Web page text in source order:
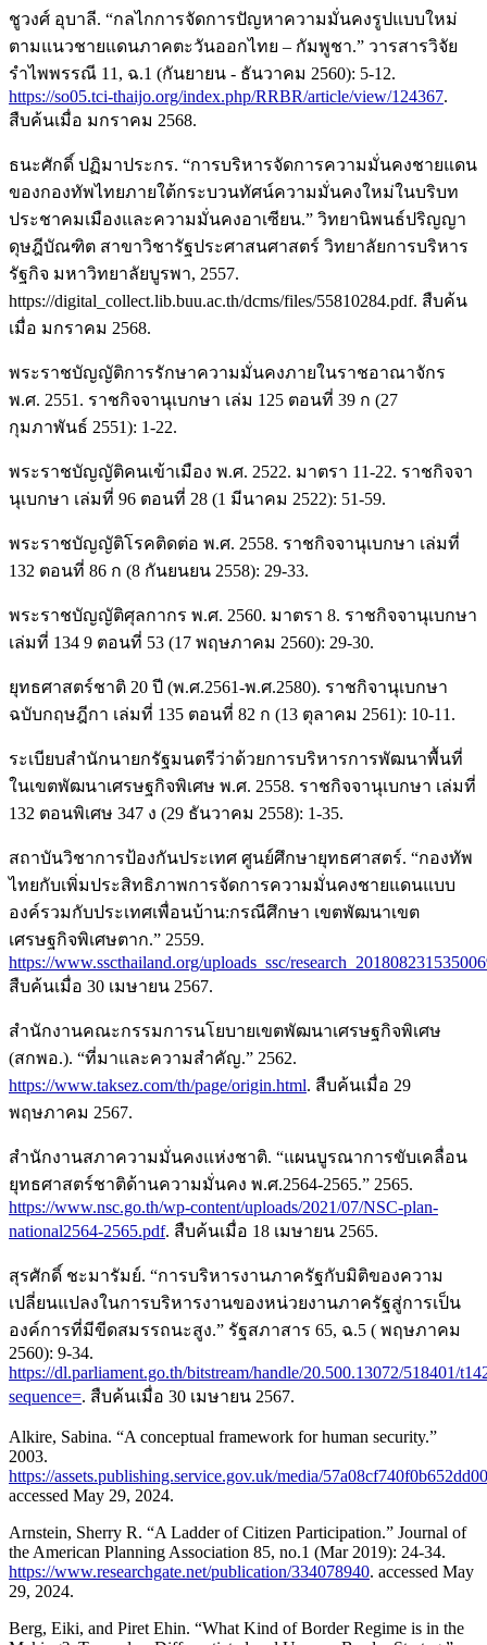
ชูวงศ์ อุบาลี. “กลไกการจัดการปัญหาความมั่นคงรูปแบบใหม่
ตามแนวชายแดนภาคตะวันออกไทย – กัมพูชา.” วารสารวิจัย
รำไพพรรณี 11, ฉ.1 (กันยายน - ธันวาคม 2560): 5-12.
https://so05.tci-thaijo.org/index.php/RRBR/article/view/124367.
สืบค้นเมื่อ มกราคม 2568.
ธนะศักดิ์ ปฏิมาประกร. “การบริหารจัดการความมั่นคงชายแดน
ของกองทัพไทยภายใต้กระบวนทัศน์ความมั่นคงใหม่ในบริบท
ประชาคมเมืองและความมั่นคงอาเซียน.” วิทยานิพนธ์ปริญญา
ดุษฎีบัณฑิต สาขาวิชารัฐประศาสนศาสตร์ วิทยาลัยการบริหาร
รัฐกิจ มหาวิทยาลัยบูรพา, 2557.
https://digital_collect.lib.buu.ac.th/dcms/files/55810284.pdf. สืบค้น
เมื่อ มกราคม 2568.
พระราชบัญญัติการรักษาความมั่นคงภายในราชอาณาจักร
พ.ศ. 2551. ราชกิจจานุเบกษา เล่ม 125 ตอนที่ 39 ก (27
กุมภาพันธ์ 2551): 1-22.
พระราชบัญญัติคนเข้าเมือง พ.ศ. 2522. มาตรา 11-22. ราชกิจจา
นุเบกษา เล่มที่ 96 ตอนที่ 28 (1 มีนาคม 2522): 51-59.
พระราชบัญญัติโรคติดต่อ พ.ศ. 2558. ราชกิจจานุเบกษา เล่มที่
132 ตอนที่ 86 ก (8 กันยนยน 2558): 29-33.
พระราชบัญญัติศุลกากร พ.ศ. 2560. มาตรา 8. ราชกิจจานุเบกษา
เล่มที่ 134 9 ตอนที่ 53 (17 พฤษภาคม 2560): 29-30.
ยุทธศาสตร์ชาติ 20 ปี (พ.ศ.2561-พ.ศ.2580). ราชกิจานุเบกษา
ฉบับกฤษฎีกา เล่มที่ 135 ตอนที่ 82 ก (13 ตุลาคม 2561): 10-11.
ระเบียบสำนักนายกรัฐมนตรีว่าด้วยการบริหารการพัฒนาพื้นที่
ในเขตพัฒนาเศรษฐกิจพิเศษ พ.ศ. 2558. ราชกิจจานุเบกษา เล่มที่
132 ตอนพิเศษ 347 ง (29 ธันวาคม 2558): 1-35.
สถาบันวิชาการป้องกันประเทศ ศูนย์ศึกษายุทธศาสตร์. “กองทัพ
ไทยกับเพิ่มประสิทธิภาพการจัดการความมั่นคงชายแดนแบบ
องค์รวมกับประเทศเพื่อนบ้าน:กรณีศึกษา เขตพัฒนาเขต
เศรษฐกิจพิเศษตาก.” 2559.
https://www.sscthailand.org/uploads_ssc/
สืบค้นเมื่อ 30 เมษายน 2567.
สำนักงานคณะกรรมการนโยบายเขตพัฒนาเศรษฐกิจพิเศษ
(สกพอ.). “ที่มาและความสำคัญ.” 2562.
https://www.taksez.com/th/page/origin.html. สืบค้นเมื่อ 29
พฤษภาคม 2567.
สำนักงานสภาความมั่นคงแห่งชาติ. “แผนบูรณาการขับเคลื่อน
ยุทธศาสตร์ชาติด้านความมั่นคง พ.ศ.2564-2565.” 2565.
https://www.nsc.go.th/wp-content/uploads/2021/07/NSC-plan-
national2564-2565.pdf. สืบค้นเมื่อ 18 เมษายน 2565.
สุรศักดิ์ ชะมารัมย์. “การบริหารงานภาครัฐกับมิติของความ
เปลี่ยนแปลงในการบริหารงานของหน่วยงานภาครัฐสู่การเป็น
องค์การที่มีขีดสมรรถนะสูง.” รัฐสภาสาร 65, ฉ.5 ( พฤษภาคม
2560): 9-34.
https://dl.parliament.go.th/bitstream/handle/20.500.13072/518401/
sequence=. สืบค้นเมื่อ 30 เมษายน 2567.
Alkire, Sabina. “A conceptual framework for human security.”
2003.
https://assets.publishing.service.gov.uk/media/
accessed May 29, 2024.
Arnstein, Sherry R. “A Ladder of Citizen Participation.” Journal of
the American Planning Association 85, no.1 (Mar 2019): 24-34.
https://www.researchgate.net/publication/334078940. accessed May
29, 2024.
Berg, Eiki, and Piret Ehin. “What Kind of Border Regime is in the